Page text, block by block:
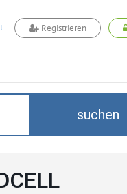
Registrieren
suchen